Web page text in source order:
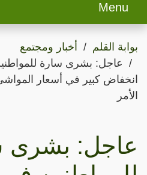
Menu
بوابة القلم
أخبار ومجتمع
عاجل: بشرى سارة
انخفاض كبير في أسعار
الأمر
عاجل: بشرى